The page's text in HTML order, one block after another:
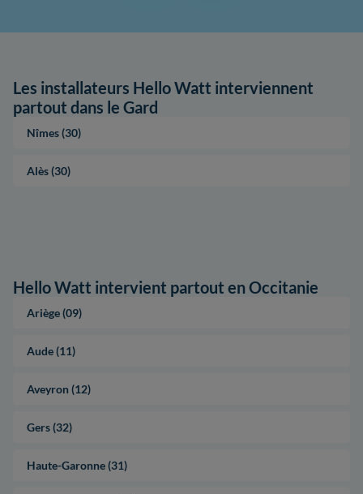
Les installateurs Hello Watt interviennent
partout dans le Gard
Nîmes (30)
Alès (30)
Hello Watt intervient partout en Occitanie
Ariège (09)
Aude (11)
Aveyron (12)
Gers (32)
Haute-Garonne (31)